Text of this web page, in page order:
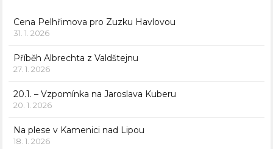
Cena Pelhřimova pro Zuzku Havlovou
31. 1. 2026
Příběh Albrechta z Valdštejnu
27. 1. 2026
20.1. – Vzpomínka na Jaroslava Kuberu
20. 1. 2026
Na plese v Kamenici nad Lipou
18. 1. 2026